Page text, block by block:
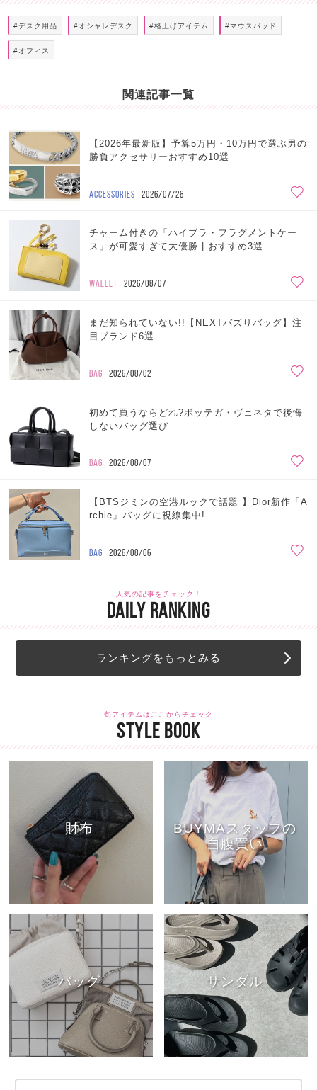
#デスク用品 #オシャレデスク #格上げアイテム #マウスパッド
#オフィス
関連記事一覧
【2026年最新版】予算5万円・10万円で選ぶ男の
勝負アクセサリーおすすめ10選
ACCESSORIES 2026/07/26
チャーム付きの「ハイブラ・フラグメントケー
ス」が可愛すぎて大優勝 | おすすめ3選
WALLET 2026/08/07
まだ知られていない!!【NEXTバズりバッグ】注
目ブランド6選
BAG 2026/08/02
初めて買うならどれ?ボッテガ・ヴェネタで後悔
しないバッグ選び
BAG 2026/08/07
【BTSジミンの空港ルックで話題 】Dior新作「A
rchie」バッグに視線集中!
BAG 2026/08/06
人気の記事をチェック！
DAILY RANKING
ランキングをもっとみる
旬アイテムはここからチェック
STYLE BOOK
財布
BUYMAスタッフの
自腹買い
バッグ サンダル